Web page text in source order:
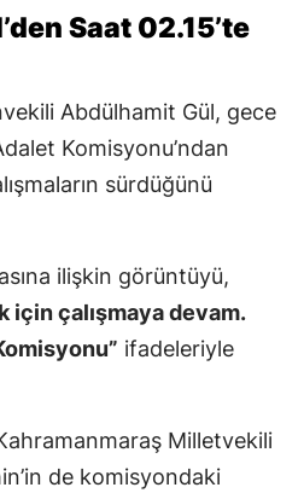
Saat 02.15’te
Abdülhamit Gül, gece
Komisyonu’ndan
sürdüğünü
ilişkin görüntüyü,
için çalışmaya devam.
ifadeleriyle
Milletvekili
de komisyondaki